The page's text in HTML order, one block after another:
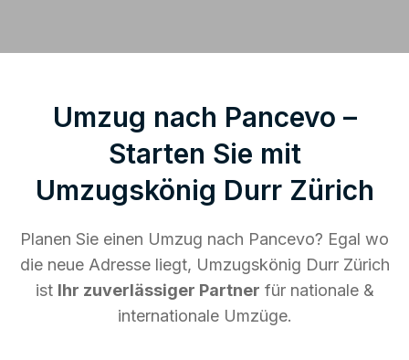
Umzug nach Pancevo –
Starten Sie mit
Umzugskönig Durr Zürich
Planen Sie einen Umzug nach Pancevo? Egal wo
die neue Adresse liegt, Umzugskönig Durr Zürich
ist Ihr zuverlässiger Partner für nationale &
internationale Umzüge.